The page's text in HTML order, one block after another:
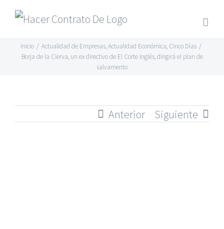
Skip
content
Inicio / Actualidad de Empresas,Actualidad Económica, Cinco Días /
Borja de la Cierva, un ex directivo de El Corte Inglés, dirigirá el plan de
salvamento
Anterior Siguiente